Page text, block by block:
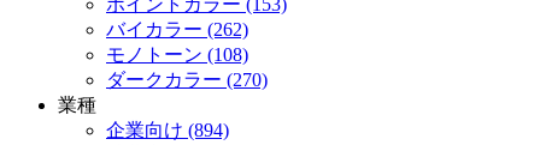
バイカラー (262)
モノトーン (108)
ダークカラー (270)
業種
企業向け (894)